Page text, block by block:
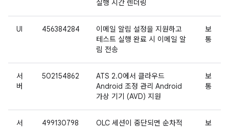
실행 시간 렌더링
UI 456384284
이메일 알림 설정을 지원하고
테스트 실행 완료 시 이메일 알
림 전송
보
통
서
버
502154862
ATS 2.0에서 클라우드
Android 조정 관리 Android
가상 기기 (AVD) 지원
보
통
서
499130798
OLC 세션이 중단되면 순차적
보